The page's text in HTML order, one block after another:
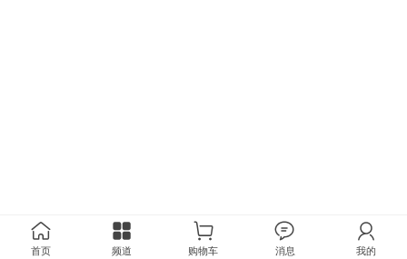
首页 频道 购物车 消息 我的